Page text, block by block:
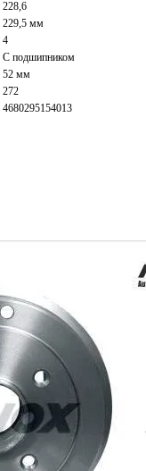
228,6
229,5 мм
4
С подшипником
52 мм
272
4680295154013